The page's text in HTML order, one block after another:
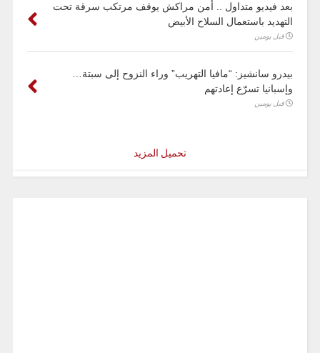
بعد فيديو متداول .. أمن مراكش يوقف مرتكب سرقة تحت
التهديد باستعمال السلاح الأبيض
قبل يومين
بيدرو سانشيز: “مافيا التهريب” وراء النزوح إلى سبتة…
وإسبانيا تسرّع إعادتهم
قبل يومين
تحميل المزيد